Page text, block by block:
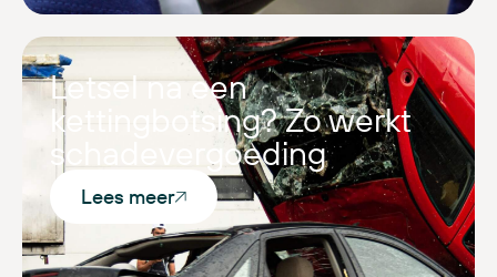
Letsel na een
kettingbotsing? Zo werkt
schadevergoeding
Lees meer